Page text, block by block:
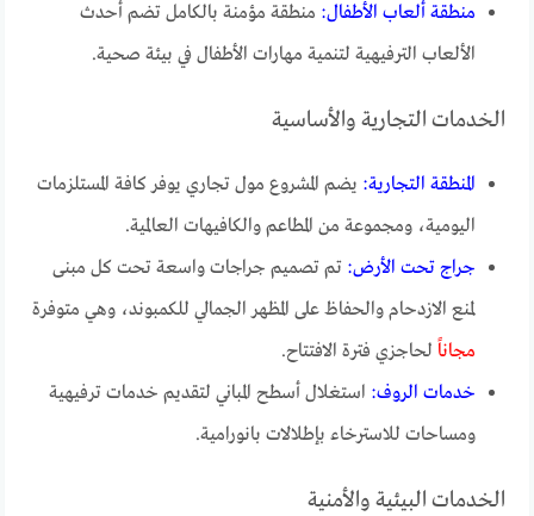
منطقة ألعاب الأطفال: منطقة مؤمنة بالكامل تضم أحدث
الألعاب الترفيهية لتنمية مهارات الأطفال في بيئة صحية.
الخدمات التجارية والأساسية
المنطقة التجارية: يضم المشروع مول تجاري يوفر كافة المستلزمات
اليومية، ومجموعة من المطاعم والكافيهات العالمية.
جراج تحت الأرض: تم تصميم جراجات واسعة تحت كل مبنى
لمنع الازدحام والحفاظ على المظهر الجمالي للكمبوند، وهي متوفرة
مجاناً لحاجزي فترة الافتتاح.
خدمات الروف: استغلال أسطح المباني لتقديم خدمات ترفيهية
ومساحات للاسترخاء بإطلالات بانورامية.
الخدمات البيئية والأمنية